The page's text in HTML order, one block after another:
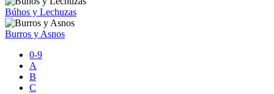
Búhos y Lechuzas
Burros y Asnos
0-9
A
B
C